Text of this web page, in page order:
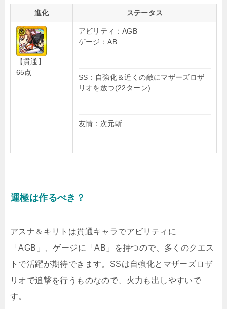
進化 ステータス
【貫通】
65点
アビリティ：AGB
ゲージ：AB
SS：自強化＆近くの敵にマザーズロザ
リオを放つ(22ターン)
友情：次元斬
運極は作るべき？
アスナ＆キリトは貫通キャラでアビリティに
「AGB」、ゲージに「AB」を持つので、多くのクエス
トで活躍が期待できます。SSは自強化とマザーズロザ
リオで追撃を行うものなので、火力も出しやすいで
す。